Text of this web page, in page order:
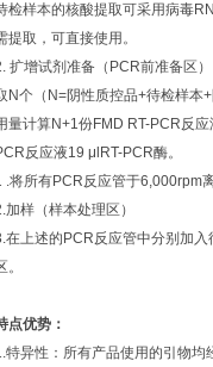
检样本的核酸提取可采用病毒
提取，可直接使用。
扩增试剂准备（PCR前准备区）
N个（N=阴性质控品+待检样本
量计算N+1份FMD RT-PCR反
反应液19 μlRT-PCR酶。
.将所有PCR反应管于6,000rpm
加样（样本处理区）
在上述的PCR反应管中分别加
。
点优势：
特异性：所有产品使用的引物